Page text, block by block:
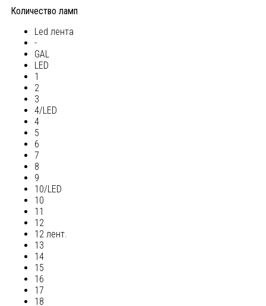
Количество ламп
Led лента
-
GAL
LED
1
2
3
4/LED
4
5
6
7
8
9
10/LED
10
11
12
12 лент.
13
14
15
16
17
18